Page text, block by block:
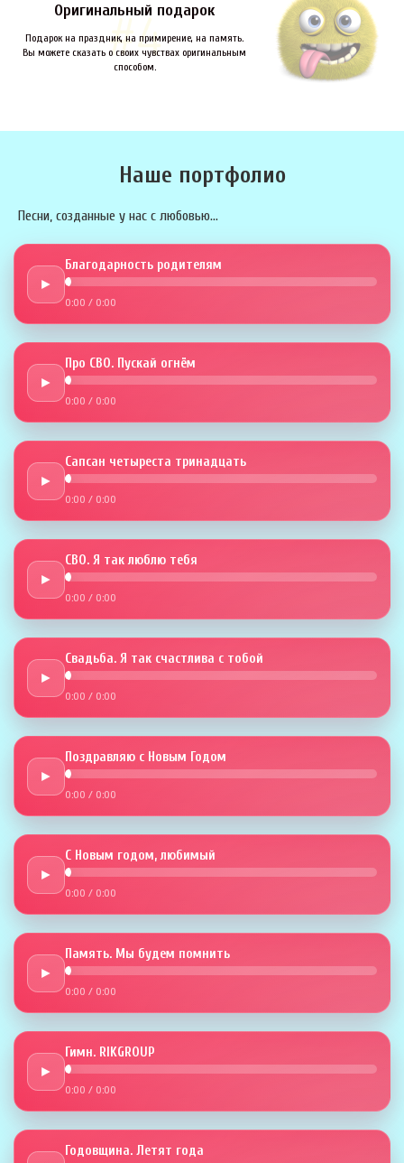
Оригинальный подарок
Подарок на праздник, на примирение, на память.
Вы можете сказать о своих чувствах оригинальным
способом.
Наше портфолио
Песни, созданные у нас с любовью...
►
Благодарность родителям
0:00 / 0:00
►
Про СВО. Пускай огнём
0:00 / 0:00
►
Сапсан четыреста тринадцать
0:00 / 0:00
►
СВО. Я так люблю тебя
0:00 / 0:00
►
Свадьба. Я так счастлива с тобой
0:00 / 0:00
►
Поздравляю с Новым Годом
0:00 / 0:00
►
С Новым годом, любимый
0:00 / 0:00
►
Память. Мы будем помнить
0:00 / 0:00
►
Гимн. RIKGROUP
0:00 / 0:00
Годовщина. Летят года